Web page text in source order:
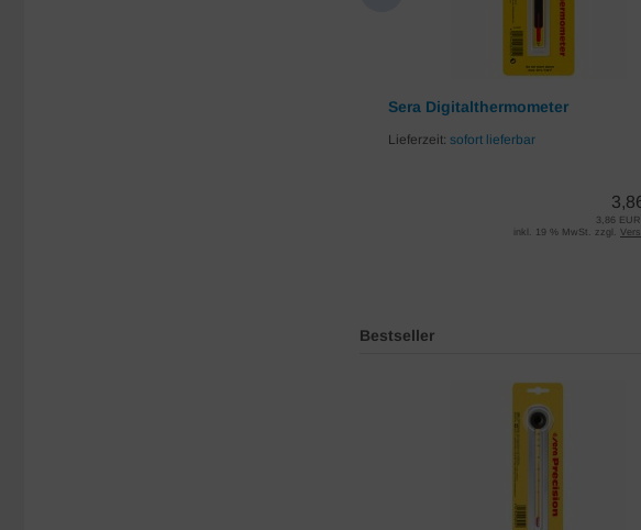
Sera Digitalthermometer
Lieferzeit: sofort lieferbar
3,86
inkl. 19 % MwSt. zzgl.
Bestseller